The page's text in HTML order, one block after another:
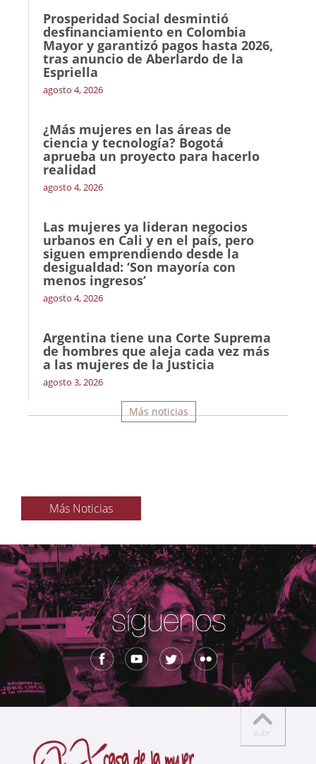
Prosperidad Social desmintió
desfinanciamiento en Colombia
Mayor y garantizó pagos hasta 2026,
tras anuncio de Aberlardo de la
Espriella
agosto 4, 2026
¿Más mujeres en las áreas de
ciencia y tecnología? Bogotá
aprueba un proyecto para hacerlo
realidad
agosto 4, 2026
Las mujeres ya lideran negocios
urbanos en Cali y en el país, pero
siguen emprendiendo desde la
desigualdad: ‘Son mayoría con
menos ingresos’
agosto 4, 2026
Argentina tiene una Corte Suprema
de hombres que aleja cada vez más
a las mujeres de la Justicia
agosto 3, 2026
Más noticias
Más Noticias